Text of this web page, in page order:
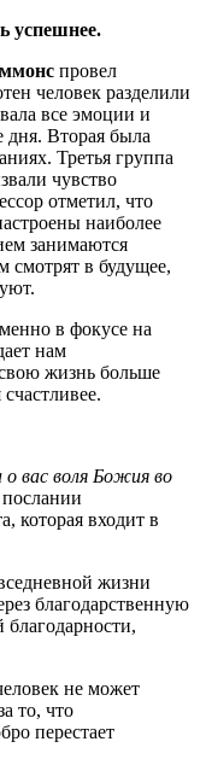
успешнее.
провел
человек разделили
все эмоции и
дня. Вторая была
Третья группа
чувство
отметил, что
наиболее
занимаются
в будущее,
в фокусе на
нам
жизнь больше
вас воля Божия во
которая входит в
жизни
благодарственную
не может
то, что
перестает